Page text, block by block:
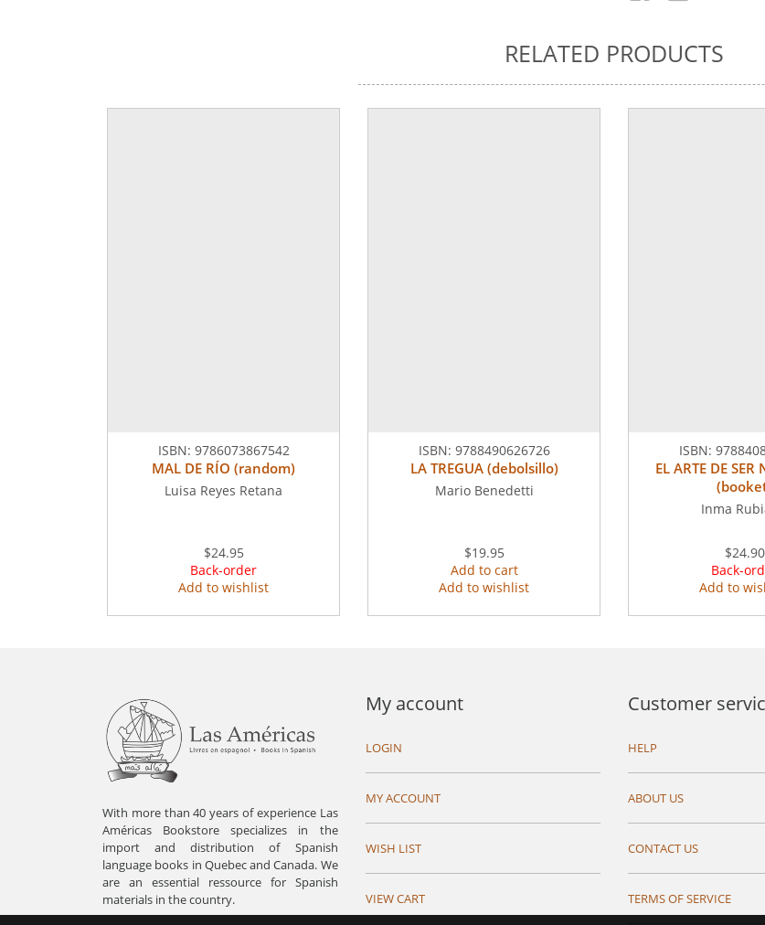
RELATED PRODUCTS
ISBN: 9786073867542
MAL DE RÍO (random)
Luisa Reyes Retana
$24.95
Back-order
Add to wishlist
ISBN: 9788490626726
LA TREGUA (debolsillo)
Mario Benedetti
$19.95
Add to cart
Add to wishlist
ISBN:
EL ARTE DE SER
Inma
$24.90
Back-
Add to
With more than 40 years of experience Las
Américas Bookstore specializes in the
import and distribution of Spanish
language books in Quebec and Canada. We
are an essential ressource for Spanish
materials in the country.
My account
LOGIN
MY ACCOUNT
WISH LIST
VIEW CART
Customer
HELP
ABOUT US
CONTACT US
TERMS OF SERVICE